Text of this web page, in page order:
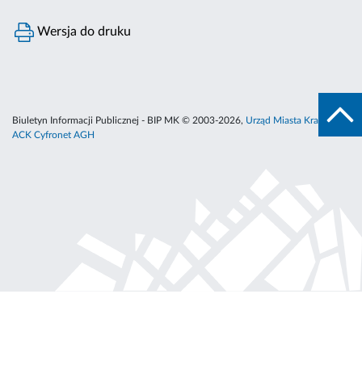
Wersja do druku
Biuletyn Informacji Publicznej - BIP MK © 2003-2026, Urząd Miasta Krakowa
ACK Cyfronet AGH